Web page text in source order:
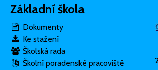
Základní škola
Dokumenty
Ke stažení
Školská rada
Školní poradenské pracoviště